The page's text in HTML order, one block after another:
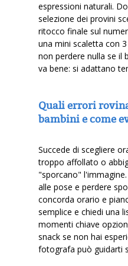
espressioni naturali.
selezione dei provini
ritocco finale sul
una mini scaletta con
non perdere nulla se il
va bene: si adattano
Quali errori
bambini e come
Succede di scegliere
troppo affollato o
"sporcano"
alle pose e perdere
concorda orario e
semplice e chiedi una
momenti chiave
snack se non hai
fotografa può guidarti